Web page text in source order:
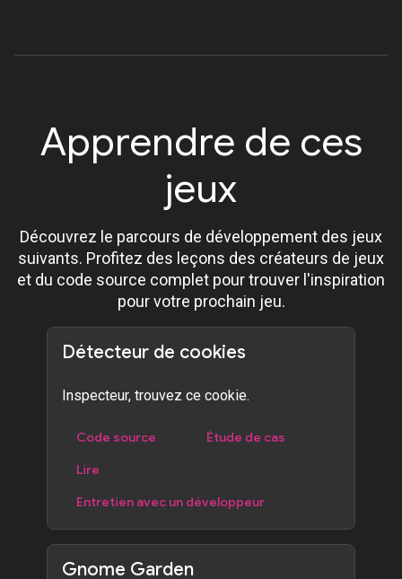
Apprendre de ces
jeux
Découvrez le parcours de développement des jeux
suivants. Profitez des leçons des créateurs de jeux
et du code source complet pour trouver l'inspiration
pour votre prochain jeu.
Détecteur de cookies
Inspecteur, trouvez ce cookie.
Code source
Étude de cas
Lire
Entretien avec un développeur
Gnome Garden